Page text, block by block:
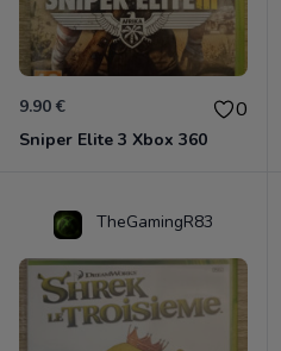
9.90 € 0
Sniper Elite 3 Xbox 360
TheGamingR83